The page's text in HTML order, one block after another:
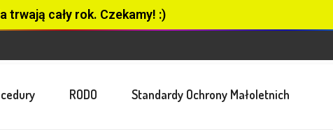
trwają cały rok. Czekamy! :)
RODO Standardy Ochrony Małoletnich